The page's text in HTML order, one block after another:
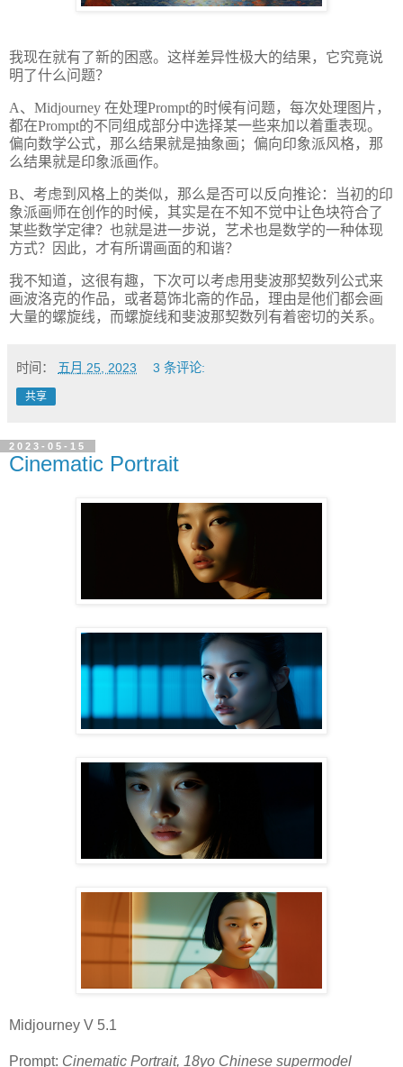
我现在就有了新的困惑。这样差异性极大的结果，它究竟说
明了什么问题？
A、Midjourney 在处理Prompt的时候有问题，每次处理图片，
都在Prompt的不同组成部分中选择某一些来加以着重表现。
偏向数学公式，那么结果就是抽象画；偏向印象派风格，那
么结果就是印象派画作。
B、考虑到风格上的类似，那么是否可以反向推论：当初的印
象派画师在创作的时候，其实是在不知不觉中让色块符合了
某些数学定律？也就是进一步说，艺术也是数学的一种体现
方式？因此，才有所谓画面的和谐？
我不知道，这很有趣，下次可以考虑用斐波那契数列公式来
画波洛克的作品，或者葛饰北斋的作品，理由是他们都会画
大量的螺旋线，而螺旋线和斐波那契数列有着密切的关系。
时间： 五月 25, 2023 3 条评论:
共享
2023-05-15
Cinematic Portrait
Midjourney V 5.1
Prompt: Cinematic Portrait, 18yo Chinese supermodel